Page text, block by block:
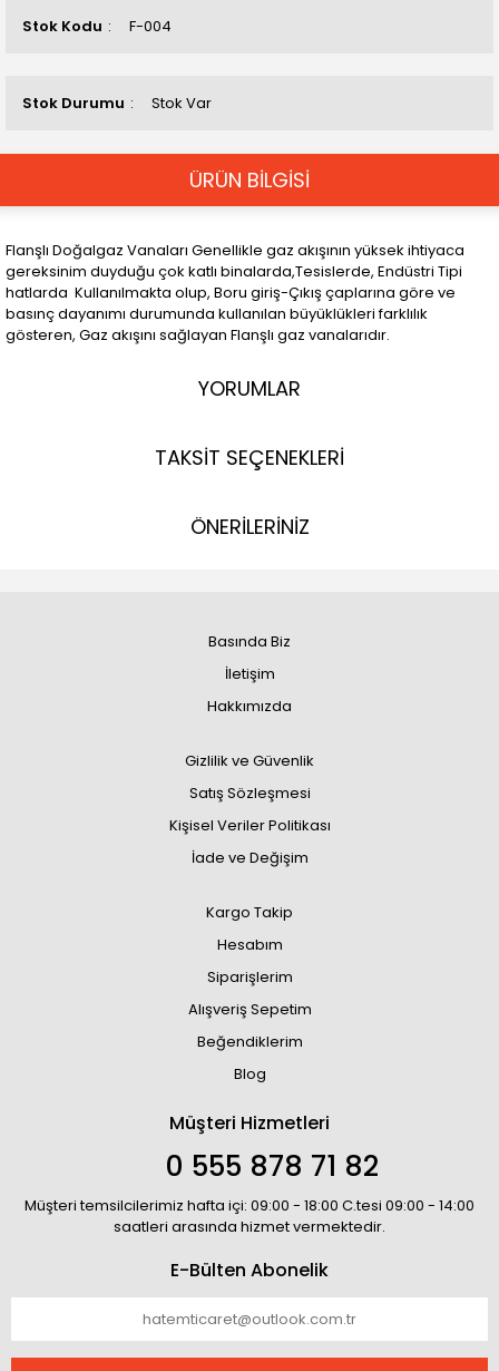
Stok Kodu F-004
Stok Durumu Stok Var
ÜRÜN BİLGİSİ
Flanşlı Doğalgaz Vanaları Genellikle gaz akışının yüksek ihtiyaca
gereksinim duyduğu çok katlı binalarda,Tesislerde, Endüstri Tipi
hatlarda Kullanılmakta olup, Boru giriş-Çıkış çaplarına göre ve
basınç dayanımı durumunda kullanılan büyüklükleri farklılık
gösteren, Gaz akışını sağlayan Flanşlı gaz vanalarıdır.
YORUMLAR
TAKSİT SEÇENEKLERİ
ÖNERİLERİNİZ
Basında Biz
İletişim
Hakkımızda
Gizlilik ve Güvenlik
Satış Sözleşmesi
Kişisel Veriler Politikası
İade ve Değişim
Kargo Takip
Hesabım
Siparişlerim
Alışveriş Sepetim
Beğendiklerim
Blog
Müşteri Hizmetleri
0 555 878 71 82
Müşteri temsilcilerimiz hafta içi: 09:00 - 18:00 C.tesi 09:00 - 14:00
saatleri arasında hizmet vermektedir.
E-Bülten Abonelik